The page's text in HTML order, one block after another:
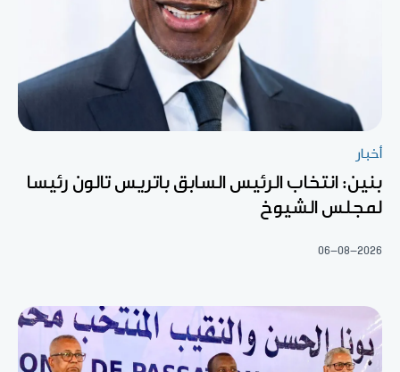
أخبار
بنين: انتخاب الرئيس السابق باتريس تالون رئيسا
لمجلس الشيوخ
06-08-2026